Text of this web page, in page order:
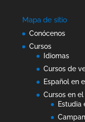
Mapa de sitio
Conócenos
Cursos
Idiomas
Cursos de
Español en
Cursos en
Estudia